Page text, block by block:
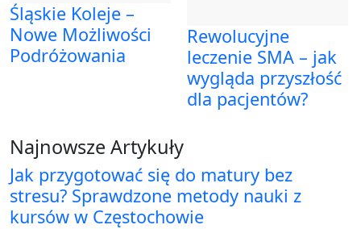
Śląskie Koleje –
Nowe Możliwości
Podróżowania
Rewolucyjne
leczenie SMA – jak
wygląda przyszłość
dla pacjentów?
Najnowsze Artykuły
Jak przygotować się do matury bez
stresu? Sprawdzone metody nauki z
kursów w Częstochowie